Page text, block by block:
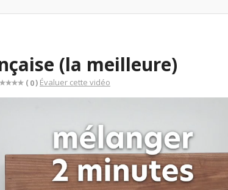
(la meilleure)
( 0) Évaluer cette vidéo